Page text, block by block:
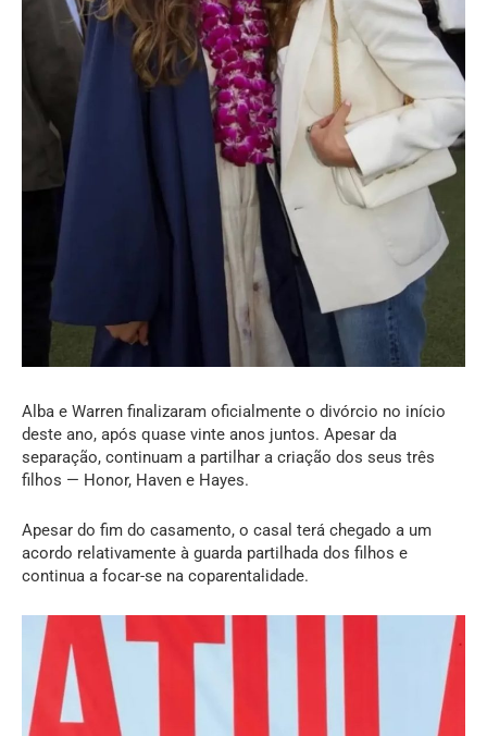
Alba e Warren finalizaram oficialmente o divórcio no início
deste ano, após quase vinte anos juntos. Apesar da
separação, continuam a partilhar a criação dos seus três
filhos — Honor, Haven e Hayes.
Apesar do fim do casamento, o casal terá chegado a um
acordo relativamente à guarda partilhada dos filhos e
continua a focar-se na coparentalidade.